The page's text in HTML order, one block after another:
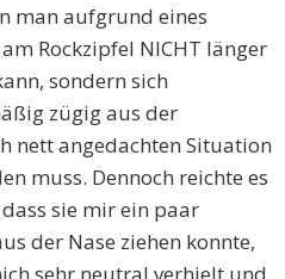
man aufgrund eines
Rockzipfel NICHT länger
sondern sich
zügig aus der
nett angedachten Situation
muss. Dennoch reichte es
sie mir ein paar
der Nase ziehen konnte,